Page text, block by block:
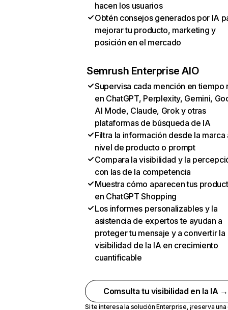
hacen los usuarios
Obtén consejos generados por IA
mejorar tu producto, marketing y
posición en el mercado
Semrush Enterprise AIO
Supervisa cada mención en tiempo
en ChatGPT, Perplexity, Gemini,
AI Mode, Claude, Grok y otras
plataformas de búsqueda de IA
Filtra la información desde la marca
nivel de producto o prompt
Compara la visibilidad y la
con las de la competencia
Muestra cómo aparecen tus
en ChatGPT Shopping
Los informes personalizables y la
asistencia de expertos te ayudan a
proteger tu mensaje y a convertir la
visibilidad de la IA en crecimiento
cuantificable
Comsulta tu visibilidad en la IA →
Si te interesa la solución Enterprise,¡reserva